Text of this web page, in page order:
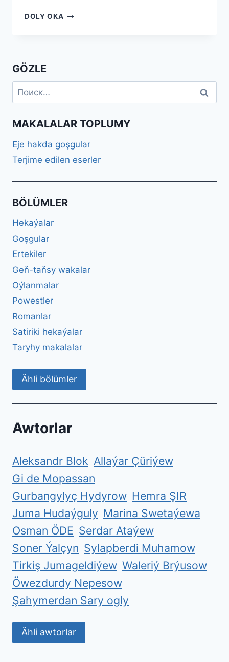
DOLY OKA ОДА
НАД
И
GÖZLE
Найти:
MAKALALAR TOPLUMY
Eje hakda goşgular
Terjime edilen eserler
BÖLÜMLER
Hekaýalar
Goşgular
Ertekiler
Geň-taňsy wakalar
Oýlanmalar
Powestler
Romanlar
Satiriki hekaýalar
Taryhy makalalar
Ähli bölümler
Awtorlar
Aleksandr Blok Allaýar Çüriýew
Gi de Mopassan
Gurbangylyç Hydyrow Hemra ŞIR
Juma Hudaýguly Marina Swetaýewa
Osman ÖDE Serdar Ataýew
Soner Ýalçyn Sylapberdi Muhamow
Tirkiş Jumageldiýew Waleriý Brýusow
Öwezdurdy Nepesow
Şahymerdan Sary ogly
Ähli awtorlar